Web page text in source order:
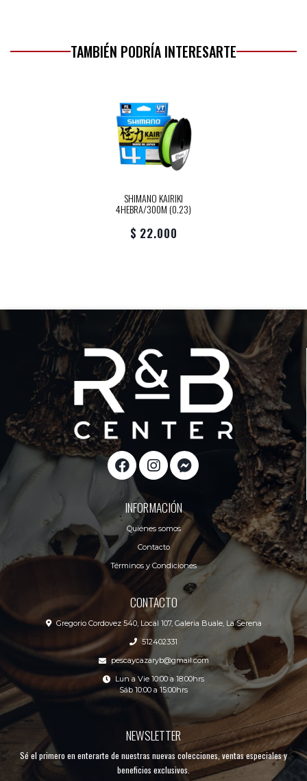
TAMBIÉN PODRÍA INTERESARTE
SHIMANO KAIRIKI
4HEBRA/300M (0.23)
$ 22.000
INFORMACIÓN
Quiénes somos
Contacto
Términos y Condiciones
CONTACTO
Gregorio Cordovez 540, Local 107, Galeria Buale, La Serena
512402331
pescaycazaryb@gmail.com
Lun a Vie 10:00 a 18:00hrs
Sáb 10:00 a 15:00hrs
NEWSLETTER
Sé el primero en enterarte de nuestras nuevas colecciones, ventas especiales y
beneficios exclusivos.